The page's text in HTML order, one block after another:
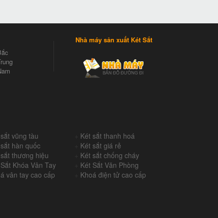
Nhà máy sản xuất Két Sắt
vũng tàu
Két sắt thanh hoá
hàn quốc
Két sắt giá rẻ
thương hiệu
Két sắt chống cháy
Khóa Vân Tay
Két Sắt Văn Phòng
vân tay cao cấp
Khoá điện tử cao cấp